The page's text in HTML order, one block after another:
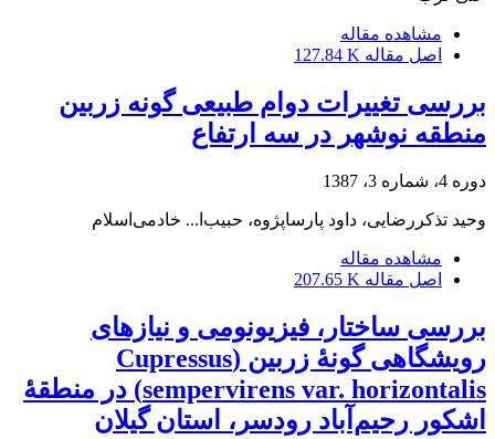
مشاهده مقاله
اصل مقاله 127.84 K
بررسی تغییرات دوام طبیعی گونه زربین
منطقه نوشهر در سه ارتفاع
دوره 4، شماره 3، 1387
وحید تذکررضایی، داود پارساپژوه، حبیب‌ا... خادمی‌اسلام
مشاهده مقاله
اصل مقاله 207.65 K
بررسی ساختار، فیزیونومی و نیازهای
رویشگاهی گونۀ زربین (Cupressus
sempervirens var. horizontalis) در منطقۀ
اشکور رحیم‌آباد رودسر، استان گیلان